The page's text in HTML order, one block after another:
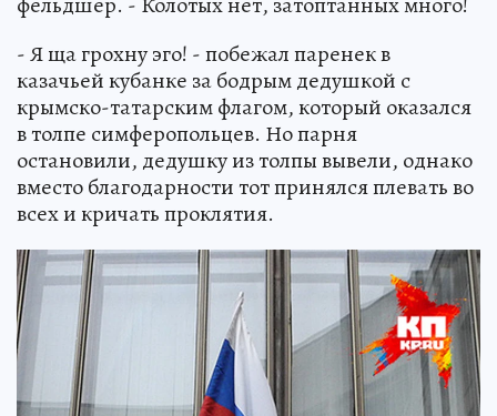
- Я ща грохну эго! - побежал паренек в
казачьей кубанке за бодрым дедушкой с
крымско-татарским флагом, который оказался
в толпе симферопольцев. Но парня
остановили, дедушку из толпы вывели, однако
вместо благодарности тот принялся плевать во
всех и кричать проклятия.